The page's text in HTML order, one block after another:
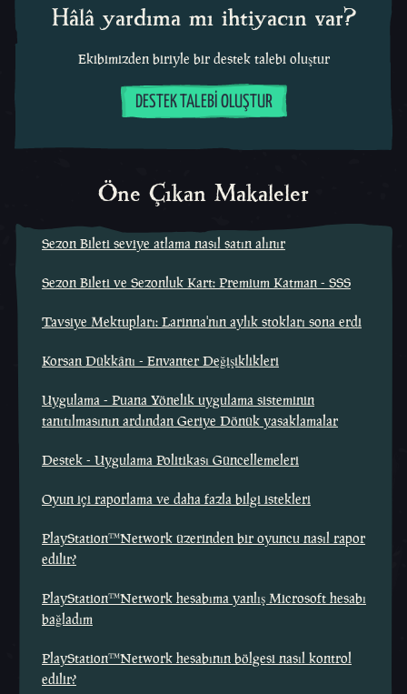
Hâlâ yardıma mı ihtiyacın var?
Ekibimizden biriyle bir destek talebi oluştur
DESTEK TALEBI OLUŞTUR
Öne Çıkan Makaleler
Sezon Bileti seviye atlama nasıl satın alınır
Sezon Bileti ve Sezonluk Kart: Premium Katman - SSS
Tavsiye Mektupları: Larinna'nın aylık stokları sona erdi
Korsan Dükkânı - Envanter Değişiklikleri
Uygulama - Puana Yönelik uygulama sisteminin
tanıtılmasının ardından Geriye Dönük yasaklamalar
Destek - Uygulama Politikası Güncellemeleri
Oyun içi raporlama ve daha fazla bilgi istekleri
PlayStation™Network üzerinden bir oyuncu nasıl rapor
edilir?
PlayStation™Network hesabıma yanlış Microsoft hesabı
bağladım
PlayStation™Network hesabının bölgesi nasıl kontrol
edilir?